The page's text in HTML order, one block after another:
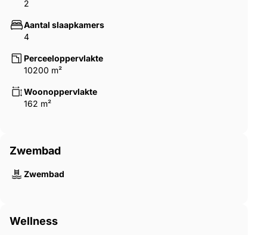
2
Aantal slaapkamers
4
Perceeloppervlakte
10200 m²
Woonoppervlakte
162 m²
Zwembad
Zwembad
Wellness